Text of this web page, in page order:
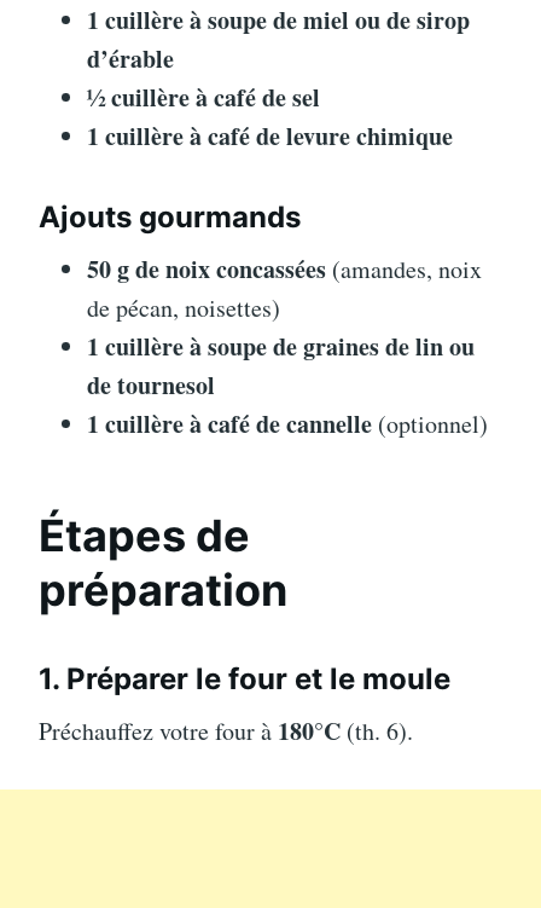
1 cuillère à soupe de miel ou de sirop
d’érable
½ cuillère à café de sel
1 cuillère à café de levure chimique
Ajouts gourmands
50 g de noix concassées (amandes, noix
de pécan, noisettes)
1 cuillère à soupe de graines de lin ou
de tournesol
1 cuillère à café de cannelle (optionnel)
Étapes de
préparation
1. Préparer le four et le moule
Préchauffez votre four à 180°C (th. 6).